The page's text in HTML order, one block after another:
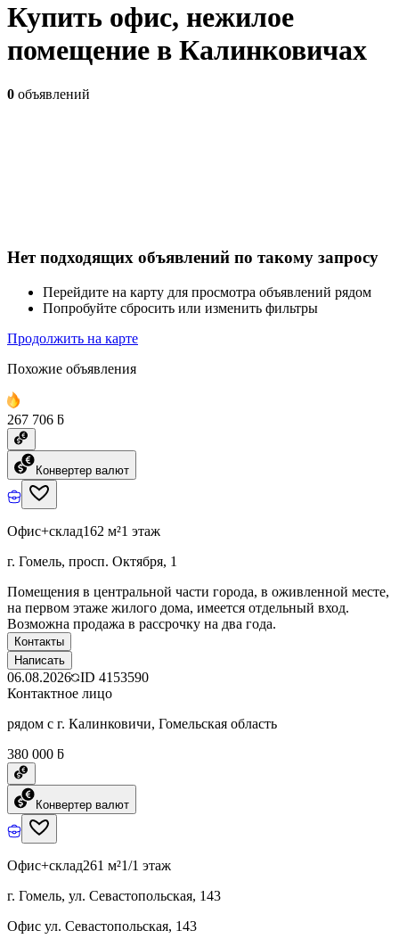
Купить офис, нежилое
помещение в Калинковичах
0 объявлений
Нет подходящих объявлений по такому запросу
Перейдите на карту для просмотра объявлений рядом
Попробуйте сбросить или изменить фильтры
Продолжить на карте
Похожие объявления
267 706 ƃ
Конвертер валют
Офис+склад162 м²1 этаж
г. Гомель, просп. Октября, 1
Помещения в центральной части города, в оживленной месте,
на первом этаже жилого дома, имеется отдельный вход.
Возможна продажа в рассрочку на два года.
Контакты
Написать
06.08.2026 ID 4153590
Контактное лицо
рядом с г. Калинковичи, Гомельская область
380 000 ƃ
Конвертер валют
Офис+склад261 м²1/1 этаж
г. Гомель, ул. Севастопольская, 143
Офис ул. Севастопольская, 143